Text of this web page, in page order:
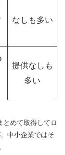
なしも多い
提供なしも
多い
とめて取得してロ
中小企業ではそ